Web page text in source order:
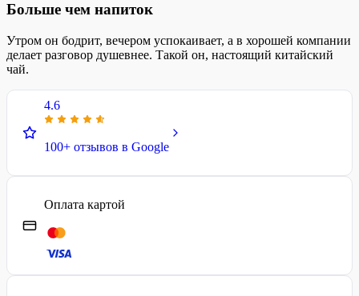
Больше чем напиток
Утром он бодрит, вечером успокаивает, а в хорошей компании
делает разговор душевнее. Такой он, настоящий китайский
чай.
4.6
100+ отзывов в Google
Оплата картой